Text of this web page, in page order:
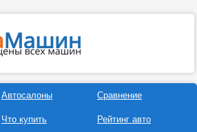
Автосалоны
Что купить
Сравнение
Рейтинг авто